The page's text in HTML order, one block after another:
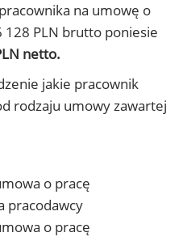
na umowę o
PLN brutto poniesie
netto.
jakie pracownik
rodzaju umowy zawartej
o pracę
pracodawcy
o pracę